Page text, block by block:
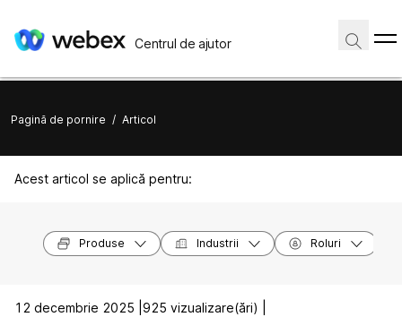
Centrul de ajutor
Pagină de pornire / Articol
Acest articol se aplică pentru:
Produse Industrii Roluri
12 decembrie 2025 | 925 vizualizare(ări) |